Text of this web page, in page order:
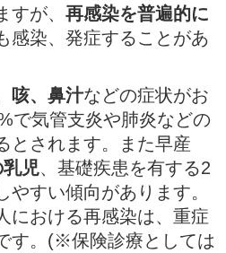
が、 再感染を普遍的に
感染、発症することがあ
咳、鼻汁などの症状がお
で気管支炎や肺炎などの
とされます。また早産
児、基礎疾患を有する2
やすい傾向があります。
における再感染は、重症
す。(※保険診療としては